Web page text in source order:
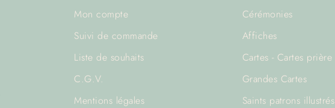
Mon compte
Suivi de commande
Liste de souhaits
C.G.V.
Mentions légales
Cérémonies
Affiches
Cartes - Cartes prière
Grandes Cartes
Saints patrons illustrés